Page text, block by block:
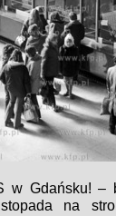
w Gdańsku! –
na